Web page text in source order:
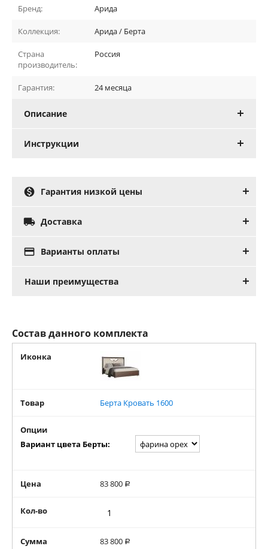
Бренд: Арида
Коллекция: Арида / Берта
Страна
производитель:
Россия
Гарантия: 24 месяца
Описание
Инструкции
 Гарантия низкой цены
 Доставка
 Варианты оплаты
Наши преимущества
Состав данного комплекта
Иконка
Товар Берта Кровать 1600
Опции
Вариант цвета Берты:
Цена 83 800 Р
Кол-во
Сумма 83 800 Р